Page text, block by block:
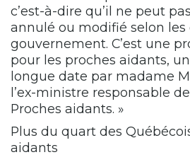
c’est-à-dire qu’il ne peut
annulé ou modifié selon
gouvernement. C’est une
pour les proches aidants,
longue date par madame
l’ex-ministre responsable
Proches aidants. »
Plus du quart des
aidants